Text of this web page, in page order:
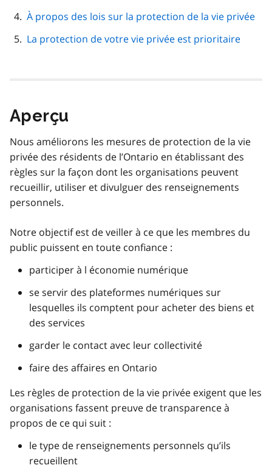
À propos des lois sur la protection de la vie privée
La protection de votre vie privée est prioritaire
Aperçu
Nous améliorons les mesures de protection de la vie
privée des résidents de l’Ontario en établissant des
règles sur la façon dont les organisations peuvent
recueillir, utiliser et divulguer des renseignements
personnels.
Notre objectif est de veiller à ce que les membres du
public puissent en toute confiance :
participer à l économie numérique
se servir des plateformes numériques sur
lesquelles ils comptent pour acheter des biens et
des services
garder le contact avec leur collectivité
faire des affaires en Ontario
Les règles de protection de la vie privée exigent que les
organisations fassent preuve de transparence à
propos de ce qui suit :
le type de renseignements personnels qu’ils
recueillent